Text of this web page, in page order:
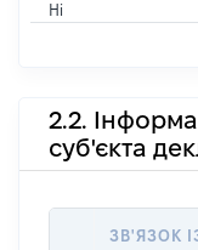
Ні
2.2.
суб'єкта
ЗВ'ЯЗОК